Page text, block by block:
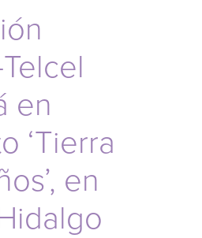
en
‘Tierra
en